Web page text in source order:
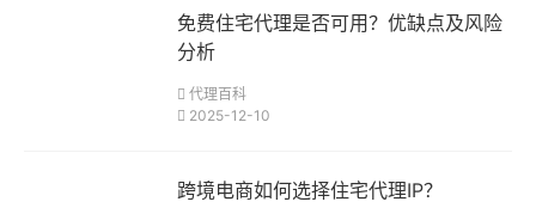
免费住宅代理是否可用？优缺点及风险
分析
代理百科
2025-12-10
跨境电商如何选择住宅代理IP？